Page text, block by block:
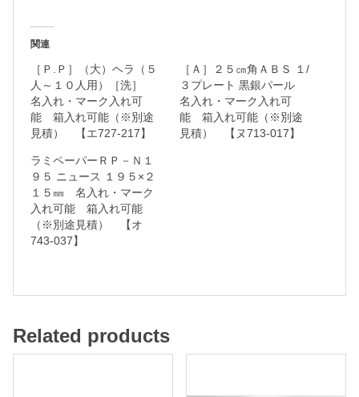
れ
・
関連
［Ｐ.Ｐ］（大）ヘラ（５
人～１０人用）［洗］
名入れ・マーク入れ可
能 箱入れ可能（※別途
見積） 【エ727-217】
［Ａ］２５㎝角ＡＢＳ １/
３プレート 黒銀パール
名入れ・マーク入れ可
能 箱入れ可能（※別途
見積） 【ヌ713-017】
ラミペーパーＲＰ－Ｎ１
９５ ニュース １９５×２
１５㎜ 名入れ・マーク
入れ可能 箱入れ可能
（※別途見積） 【オ
743-037】
Related products